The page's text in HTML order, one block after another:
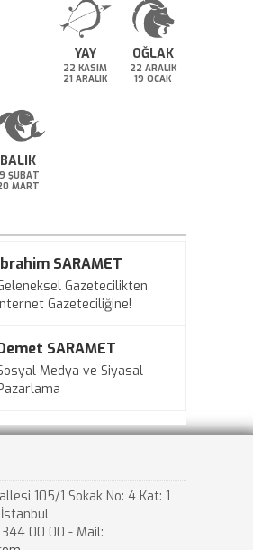
YAY
22 KASIM
21 ARALIK
OĞLAK
22 ARALIK
19 OCAK
BALIK
ŞUBAT
MART
SARAMET
Gazetecilikten
Gazeteciliğine!
SARAMET
Medya ve Siyasal
105/1 Sokak No: 4 Kat: 1
00 00 - Mail: